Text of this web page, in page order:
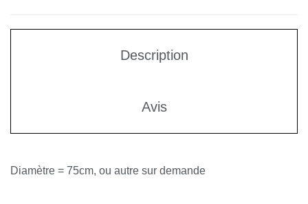
Description
Avis
Diamètre = 75cm, ou autre sur demande